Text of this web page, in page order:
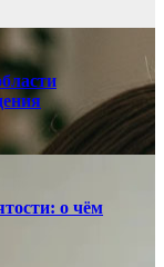
о чём